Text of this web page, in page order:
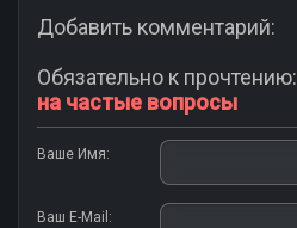
Добавить комментарий:
Обязательно к прочтению:
на частые вопросы
Ваше Имя:
Ваш E-Mail: